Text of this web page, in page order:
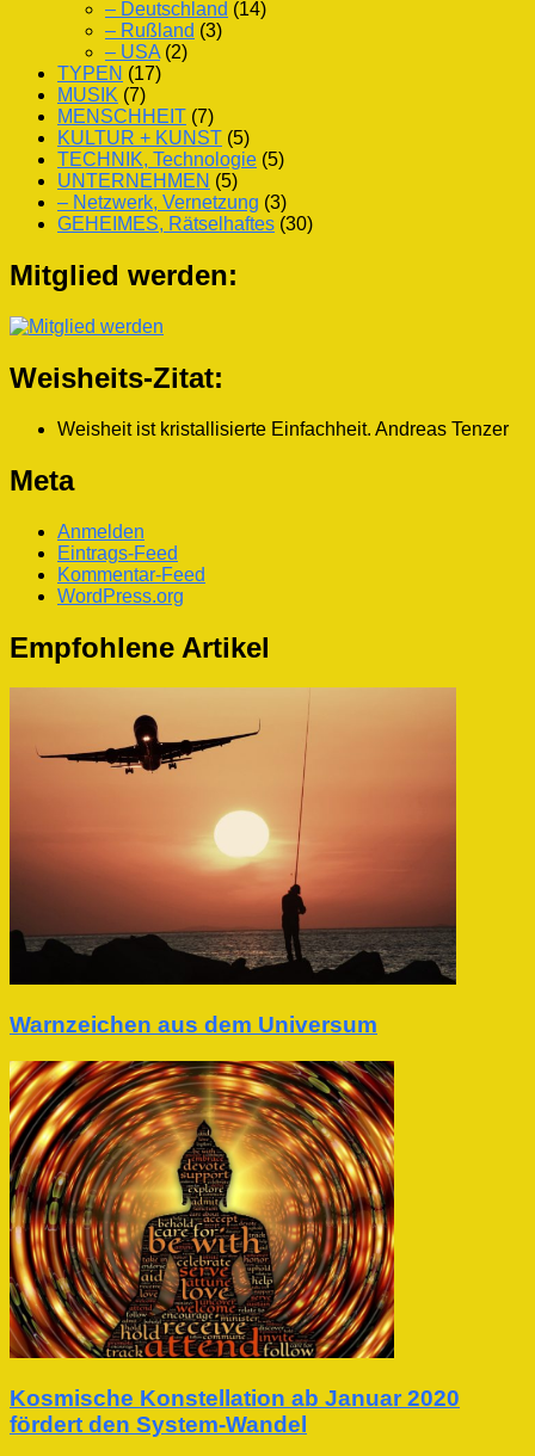
– Deutschland (14)
– Rußland (3)
– USA (2)
TYPEN (17)
MUSIK (7)
MENSCHHEIT (7)
KULTUR + KUNST (5)
TECHNIK, Technologie (5)
UNTERNEHMEN (5)
– Netzwerk, Vernetzung (3)
GEHEIMES, Rätselhaftes (30)
Mitglied werden:
Weisheits-Zitat:
Weisheit ist kristallisierte Einfachheit. Andreas Tenzer
Meta
Anmelden
Eintrags-Feed
Kommentar-Feed
WordPress.org
Empfohlene Artikel
Warnzeichen aus dem Universum
Kosmische Konstellation ab Januar 2020
fördert den System-Wandel